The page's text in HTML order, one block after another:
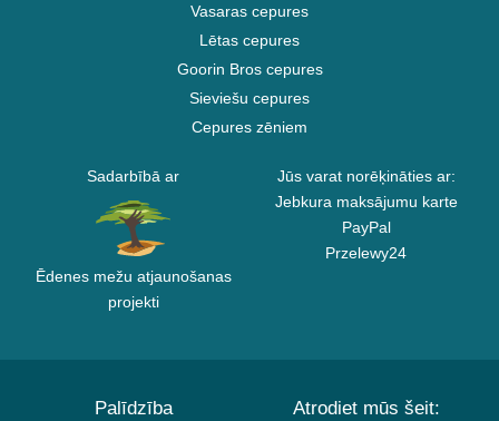
Vasaras cepures
Lētas cepures
Goorin Bros cepures
Sieviešu cepures
Cepures zēniem
Sadarbībā ar
Ēdenes mežu atjaunošanas
projekti
Jūs varat norēķināties ar:
Jebkura maksājumu karte
PayPal
Przelewy24
Palīdzība Atrodiet mūs šeit: